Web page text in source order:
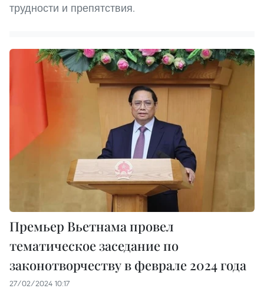
трудности и препятствия.
Премьер Вьетнама провел
тематическое заседание по
законотворчеству в феврале 2024 года
27/02/2024 10:17